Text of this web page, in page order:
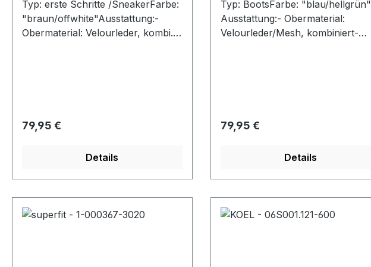
Typ: erste Schritte /SneakerFarbe:
"braun/offwhite"Ausstattung:-
Obermaterial: Velourleder, kombi.-
Regulärer Preis:
79,95 €
Details
Typ: BootsFarbe: "blau/hellgrün"
Ausstattung:- Obermaterial:
Velourleder/Mesh, kombiniert-
M- Modell "SPORT7Mini"
Regulärer Preis:
79,95 €
Details